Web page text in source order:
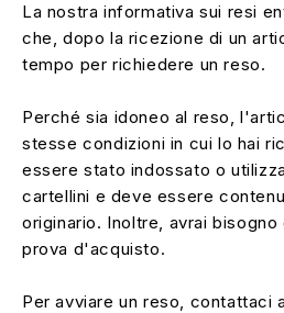
La nostra informativa sui resi
che, dopo la ricezione di un
tempo per richiedere un reso.
Perché sia idoneo al reso,
stesse condizioni in cui lo hai
essere stato indossato o
cartellini e deve essere
originario. Inoltre, avrai
prova d'acquisto.
Per avviare un reso, contattaci